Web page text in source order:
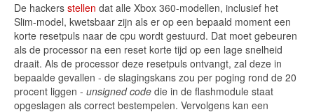
De hackers stellen dat alle Xbox 360-modellen, inclusief het
Slim-model, kwetsbaar zijn als er op een bepaald moment een
korte resetpuls naar de cpu wordt gestuurd. Dat moet gebeuren
als de processor na een reset korte tijd op een lage snelheid
draait. Als de processor deze resetpuls ontvangt, zal deze in
bepaalde gevallen - de slagingskans zou per poging rond de 20
procent liggen - unsigned code die in de flashmodule staat
opgeslagen als correct bestempelen. Vervolgens kan een